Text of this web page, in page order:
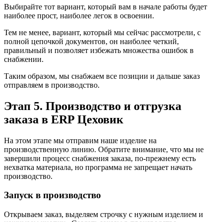
Выбирайте тот вариант, который вам в начале работы будет
наиболее прост, наиболее легок в освоении.
Тем не менее, вариант, который мы сейчас рассмотрели, с
полной цепочкой документов, он наиболее четкий,
правильный и позволяет избежать множества ошибок в
снабжении.
Таким образом, мы снабжаем все позиции и дальше заказ
отправляем в производство.
Этап 5. Производство и отгрузка
заказа в ERP Цеховик
На этом этапе мы отправим наше изделие на
производственную линию. Обратите внимание, что мы не
завершили процесс снабжения заказа, по-прежнему есть
нехватка материала, но программа не запрещает начать
производство.
Запуск в производство
Открываем заказ, выделяем строчку с нужным изделием и